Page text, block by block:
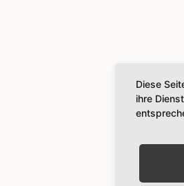
Diese
ihre